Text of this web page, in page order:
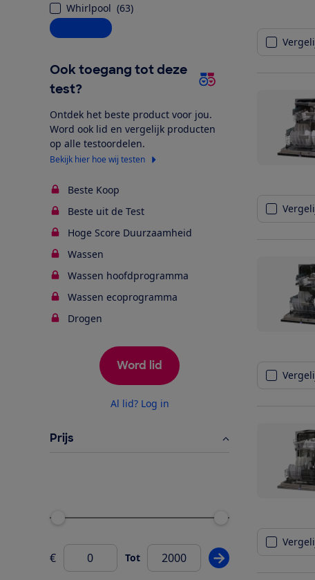
Whirlpool (63)
Alle opties
Ook toegang tot deze
test?
Ontdek het beste product voor jou.
Word ook lid en vergelijk producten
op alle testoordelen.
Bekijk hier hoe wij testen
Beste Koop
Beste uit de Test
Hoge Score Duurzaamheid
Wassen
Wassen hoofdprogramma
Wassen ecoprogramma
Drogen
Word lid
Al lid? Log in
Prijs
€
Van Tot Pas prijsfilter